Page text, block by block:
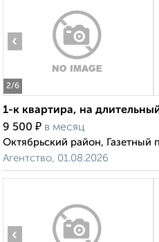
2/6
‹
1-к квартира, на
9 500 ₽ в месяц
Октябрьский район, Газетный
Агентство, 01.08.2026
‹